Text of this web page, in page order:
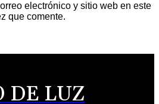
electrónico y sitio web en este
que comente.
DE LUZ